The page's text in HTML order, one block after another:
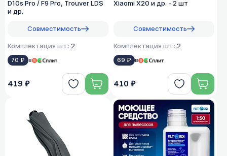
D10s Pro / F9 Pro, Trouver LDS
и др.
Совместимость
Комплектация шт.: 2
70 ₽ в
419 ₽
Xiaomi X20 и др. - 2 шт
Совместимость
Комплектация шт.: 2
69 ₽ в
410 ₽